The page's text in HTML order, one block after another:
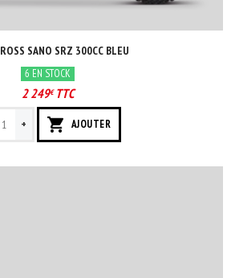
SANO SRZ 300CC BLEU
6 EN STOCK
2 249€TTC
+ AJOUTER